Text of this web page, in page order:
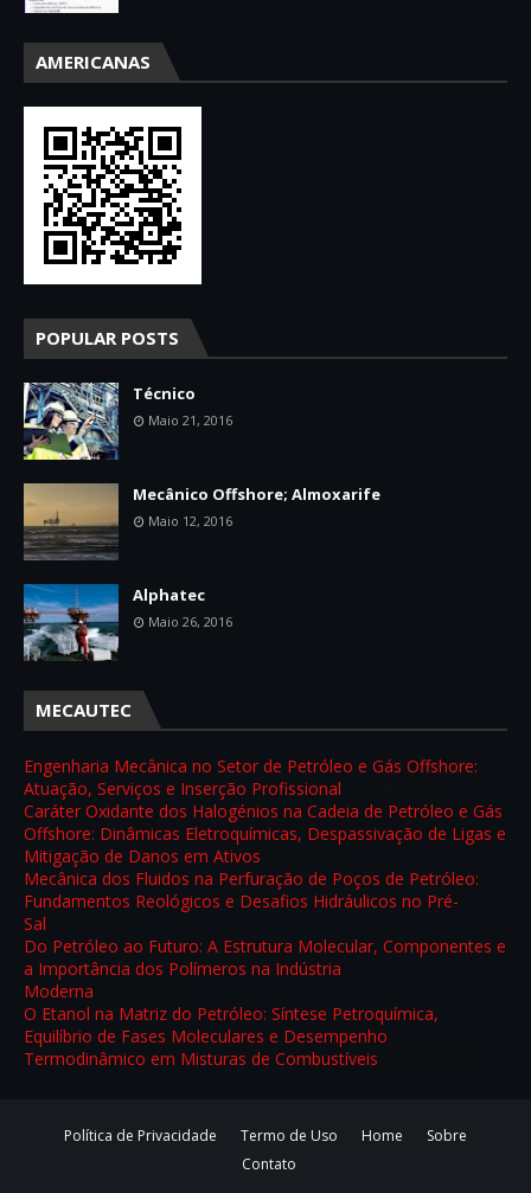
AMERICANAS
POPULAR POSTS
Técnico
Maio 21, 2016
Mecânico Offshore; Almoxarife
Maio 12, 2016
Alphatec
Maio 26, 2016
MECAUTEC
Engenharia Mecânica no Setor de Petróleo e Gás Offshore:
Atuação, Serviços e Inserção Profissional
Caráter Oxidante dos Halogénios na Cadeia de Petróleo e Gás
Offshore: Dinâmicas Eletroquímicas, Despassivação de Ligas e
Mitigação de Danos em Ativos
Mecânica dos Fluidos na Perfuração de Poços de Petróleo:
Fundamentos Reológicos e Desafios Hidráulicos no Pré-
Sal
Do Petróleo ao Futuro: A Estrutura Molecular, Componentes e
a Importância dos Polímeros na Indústria
Moderna
O Etanol na Matriz do Petróleo: Síntese Petroquímica,
Equilíbrio de Fases Moleculares e Desempenho
Termodinâmico em Misturas de Combustíveis
Política de Privacidade Termo de Uso Home
Sobre
Contato